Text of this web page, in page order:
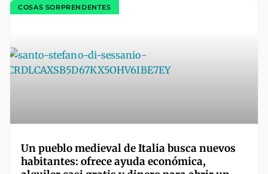
COSAS SORPRENDENTES
Un pueblo medieval de Italia busca nuevos
habitantes: ofrece ayuda económica,